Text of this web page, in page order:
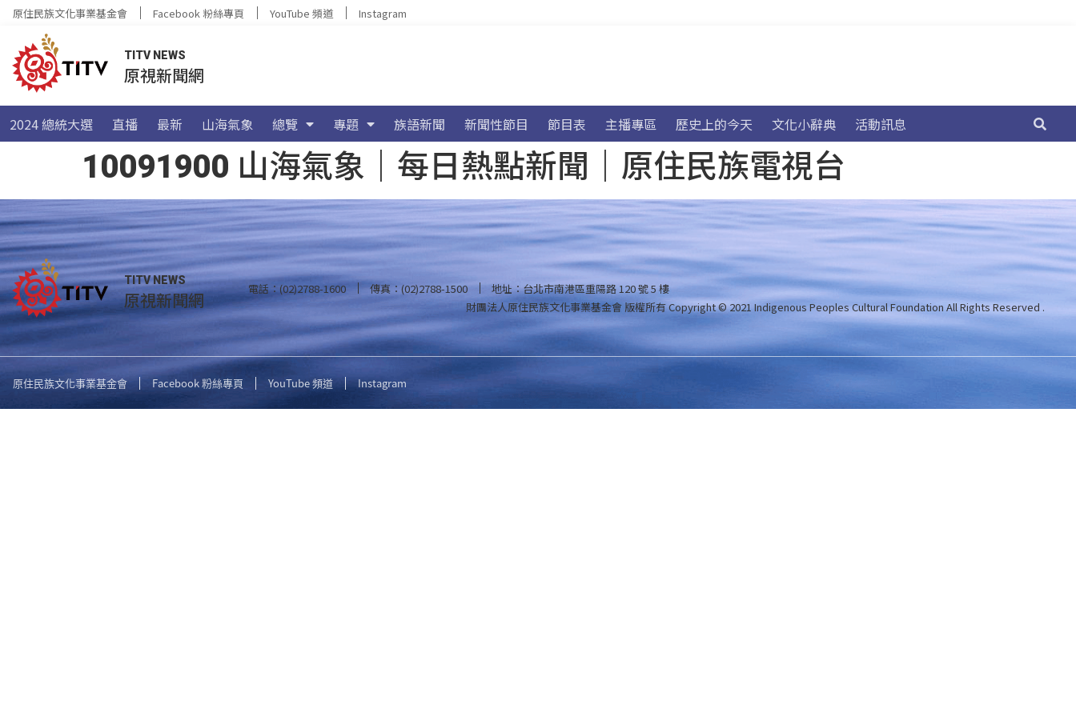
原住民族文化事業基金會 Facebook 粉絲專頁 YouTube 頻道 Instagram
TITV NEWS
原視新聞網
2024 總統大選 直播 最新 山海氣象 總覽 專題 族語新聞 新聞性節目 節目表 主播專區 歷史上的今天 文化小辭典 活動訊息
10091900 山海氣象｜每日熱點新聞｜原住民族電視台
TITV NEWS
原視新聞網 電話：(02)2788-1600 傳真：(02)2788-1500
地址：台北市南港區重陽路 120 號 5 樓
財團法人原住民族文化事業基金會 版權所有Copyright © 2021 Indigenous Peoples Cultural Foundation All Rights Reserved .
原住民族文化事業基金會 Facebook 粉絲專頁 YouTube 頻道 Instagram